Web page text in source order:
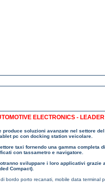
ELECTRONICS -
soluzioni avanzate nel settore
pc con docking station veicolare.
taxi fornendo una gamma
con tassametro e navigatore.
sviluppare i loro applicativi
Compact).
bordo porto recanati mobile data terminal